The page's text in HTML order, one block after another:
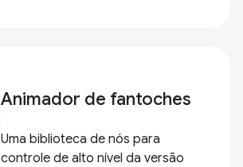
Animador de fantoches
Uma biblioteca de nós para
controle de alto nível da versão